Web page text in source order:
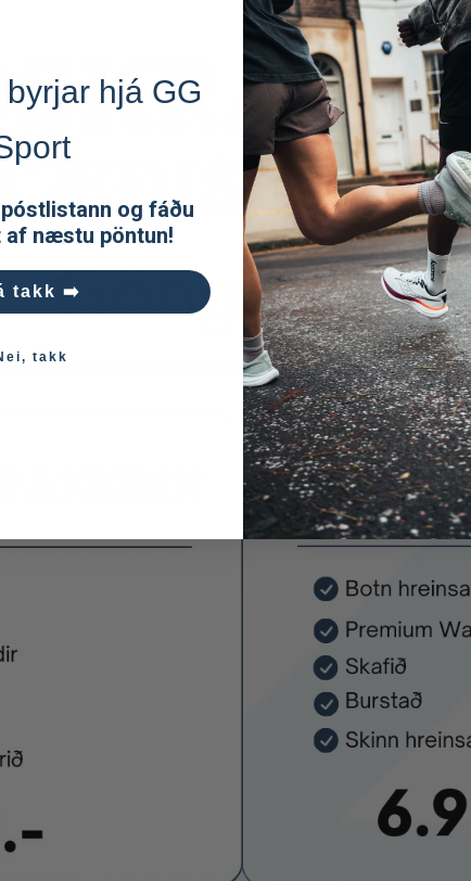
hjá GG
og fáðu
af næstu pöntun!
takk ➡️
takk